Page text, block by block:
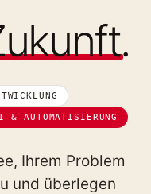
.
& AUTOMATISIERUNG
Ihrem Problem
und überlegen